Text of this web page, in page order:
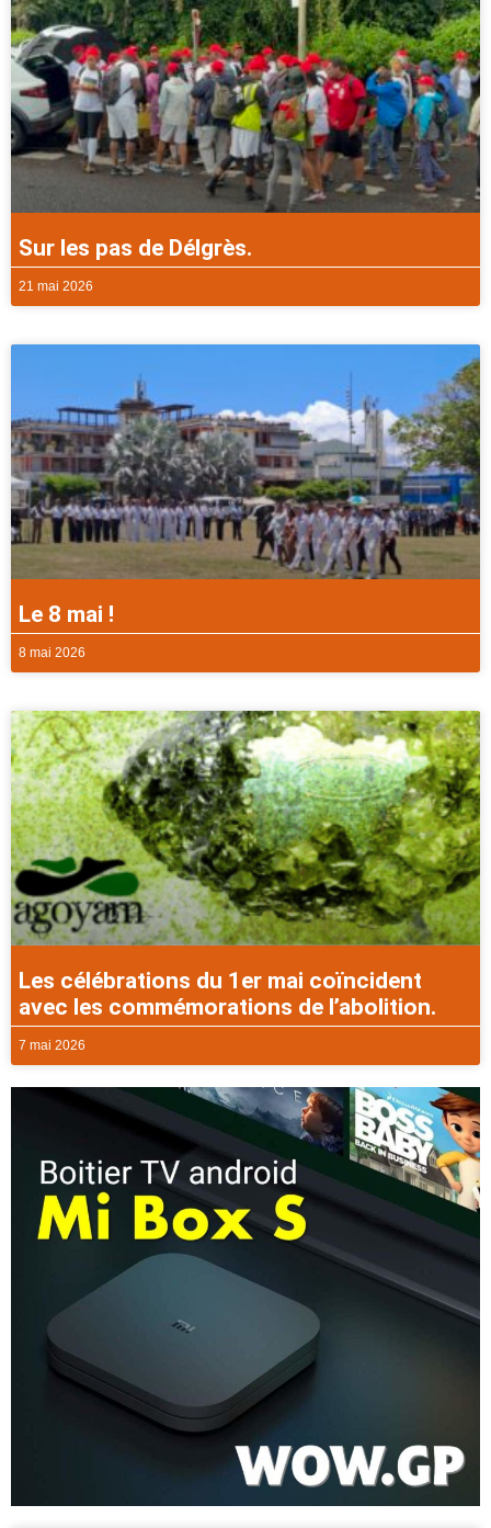
Sur les pas de Délgrès.
21 mai 2026
Le 8 mai !
8 mai 2026
Les célébrations du 1er mai coïncident
avec les commémorations de l’abolition.
7 mai 2026